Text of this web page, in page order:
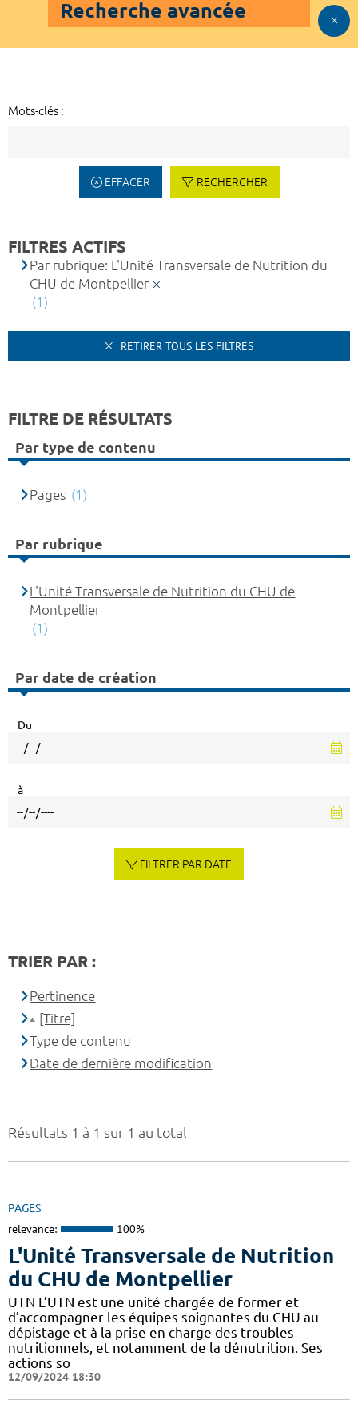
Recherche avancée
Mots-clés :
EFFACER RECHERCHER
Résultats 1 à 1 sur 1 au total
PAGES
relevance: 100%
L'Unité Transversale de Nutrition
du CHU de Montpellier
UTN L’UTN est une unité chargée de former et
d’accompagner les équipes soignantes du CHU au
dépistage et à la prise en charge des troubles
nutritionnels, et notamment de la dénutrition. Ses
actions so
12/09/2024 18:30
FILTRES ACTIFS
Par rubrique: L'Unité Transversale de Nutrition du
CHU de Montpellier
(1)
RETIRER TOUS LES FILTRES
FILTRE DE RÉSULTATS
Par type de contenu
Pages (1)
Par rubrique
L'Unité Transversale de Nutrition du CHU de
Montpellier
(1)
Par date de création
Du
à
FILTRER PAR DATE
TRIER PAR :
Pertinence
[Titre]
Type de contenu
Date de dernière modification